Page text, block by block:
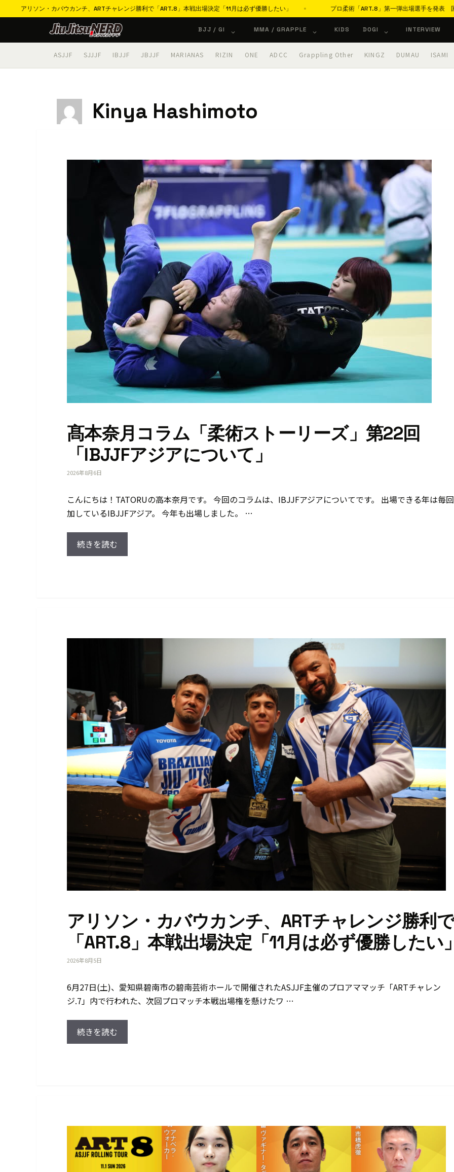
・カバウカンチ、ARTチャレンジ勝利で「ART.8」本戦出場決定「11月は必ず優勝したい」 プロ柔術「ART.8」第一弾出場選手を発表 国内外の実力者
BJJ / GI MMA / GRAPPLE KIDS DOGI INTERVIEW
ASJJF SJJJF IBJJF JBJJF MARIANAS RIZIN ONE ADCC Grappling Other KINGZ DUMAU ISAMI
Kinya Hashimoto
髙本奈月コラム「柔術ストーリーズ」第22回
「IBJJFアジアについて」
2026年8月6日
こんにちは！TATORUの高本奈月です。 今回のコラムは、IBJJFアジアについてです。 出場できる年は毎
加しているIBJJFアジア。 今年も出場しました。 …
続きを読む
アリソン・カバウカンチ、ARTチャレンジ勝利で
「ART.8」本戦出場決定「11月は必ず優勝したい
2026年8月5日
6月27日(土)、愛知県碧南市の碧南芸術ホールで開催されたASJJF主催のプロアママッチ「ARTチャレン
ジ.7」内で行われた、次回プロマッチ本戦出場権を懸けたワ …
続きを読む